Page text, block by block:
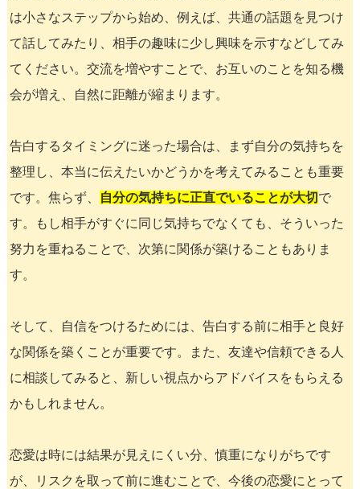
は小さなステップから始め、例えば、共通の話題を見つけ
て話してみたり、相手の趣味に少し興味を示すなどしてみ
てください。交流を増やすことで、お互いのことを知る機
会が増え、自然に距離が縮まります。
告白するタイミングに迷った場合は、まず自分の気持ちを
整理し、本当に伝えたいかどうかを考えてみることも重要
です。焦らず、
自分の気持ちに正直でいることが大切 で
す。もし相手がすぐに同じ気持ちでなくても、そういった
努力を重ねることで、次第に関係が築けることもありま
す。
そして、自信をつけるためには、告白する前に相手と良好
な関係を築くことが重要です。また、友達や信頼できる人
に相談してみると、新しい視点からアドバイスをもらえる
かもしれません。
恋愛は時には結果が見えにくい分、慎重になりがちです
が、リスクを取って前に進むことで、今後の恋愛にとって